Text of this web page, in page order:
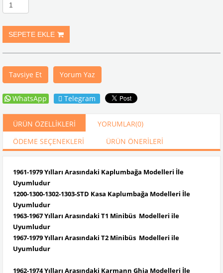
Tavsiye Et Yorum Yaz
WhatsApp Telegram
ÜRÜN ÖZELLIKLERI YORUMLAR(0)
ÖDEME SEÇENEKLERI
ÜRÜN ÖNERILERI
1961-1979 Yılları Arasındaki Kaplumbağa Modelleri İle
Uyumludur
1200-1300-1302-1303-STD Kasa Kaplumbağa Modelleri İle
Uyumludur
1963-1967 Yılları Arasındaki T1 Minibüs Modelleri ile
Uyumludur
1967-1979 Yılları Arasındaki T2 Minibüs Modelleri ile
Uyumludur
1962-1974 Yılları Arasındaki Karmann Ghia Modelleri İle